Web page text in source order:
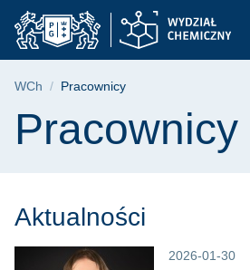
Przejdź
do
menu
Przejdź
do
wyszukiwarki
Przejdź
do
treści
Pracownicy
Ścieżka
WCh Pracownicy
Treść strony
Pracownicy
Aktualności
2026-01-30